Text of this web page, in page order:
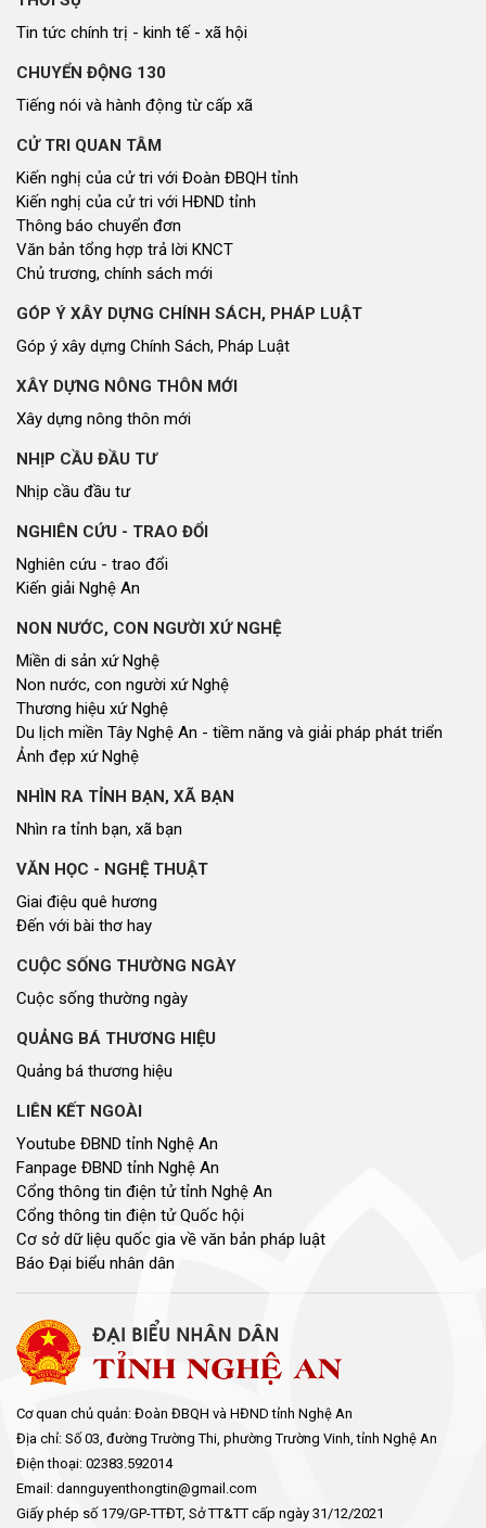
Tin tức chính trị - kinh tế - xã hội
CHUYỂN ĐỘNG 130
Tiếng nói và hành động từ cấp xã
CỬ TRI QUAN TÂM
Kiến nghị của cử tri với Đoàn ĐBQH tỉnh
Kiến nghị của cử tri với HĐND tỉnh
Thông báo chuyển đơn
Văn bản tổng hợp trả lời KNCT
Chủ trương, chính sách mới
GÓP Ý XÂY DỰNG CHÍNH SÁCH, PHÁP LUẬT
Góp ý xây dựng Chính Sách, Pháp Luật
XÂY DỰNG NÔNG THÔN MỚI
Xây dựng nông thôn mới
NHỊP CẦU ĐẦU TƯ
Nhịp cầu đầu tư
NGHIÊN CỨU - TRAO ĐỔI
Nghiên cứu - trao đổi
Kiến giải Nghệ An
NON NƯỚC, CON NGƯỜI XỨ NGHỆ
Miền di sản xứ Nghệ
Non nước, con người xứ Nghệ
Thương hiệu xứ Nghệ
Du lịch miền Tây Nghệ An - tiềm năng và giải pháp phát triển
Ảnh đẹp xứ Nghệ
NHÌN RA TỈNH BẠN, XÃ BẠN
Nhìn ra tỉnh bạn, xã bạn
VĂN HỌC - NGHỆ THUẬT
Giai điệu quê hương
Đến với bài thơ hay
CUỘC SỐNG THƯỜNG NGÀY
Cuộc sống thường ngày
QUẢNG BÁ THƯƠNG HIỆU
Quảng bá thương hiệu
LIÊN KẾT NGOÀI
Youtube ĐBND tỉnh Nghệ An
Fanpage ĐBND tỉnh Nghệ An
Cổng thông tin điện tử tỉnh Nghệ An
Cổng thông tin điện tử Quốc hội
Cơ sở dữ liệu quốc gia về văn bản pháp luật
Báo Đại biểu nhân dân
Cơ quan chủ quản: Đoàn ĐBQH và HĐND tỉnh Nghệ An
Địa chỉ: Số 03, đường Trường Thi, phường Trường Vinh, tỉnh Nghệ An
Điện thoại: 02383.592014
Email: dannguyenthongtin@gmail.com
Giấy phép số 179/GP-TTĐT, Sở TT&TT cấp ngày 31/12/2021